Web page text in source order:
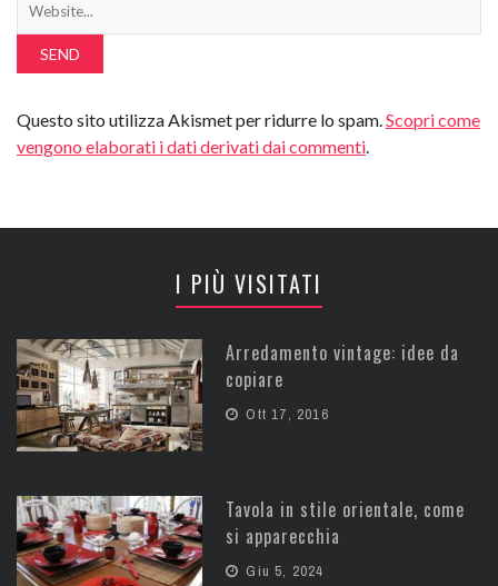
Questo sito utilizza Akismet per ridurre lo spam. Scopri come
vengono elaborati i dati derivati dai commenti
I PIÙ VISITATI
Arredamento vintage: idee da
copiare
Ott 17, 2016
Tavola in stile orientale, come
si apparecchia
Giu 5, 2024